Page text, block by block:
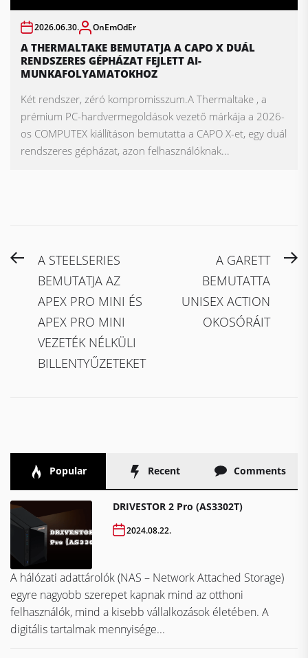
2026.06.30. OnEmOdEr
A THERMALTAKE BEMUTATJA A CAPO X DUÁL
RENDSZERES GÉPHÁZAT FEJLETT AI-
MUNKAFOLYAMATOKHOZ
Két rendszer, zéró kompromisszum.A Thermaltake , a
prémium PC-hardvermegoldások vezető márkája a 2026-
os COMPUTEX kiállításon bemutatta a CAPO X-et, egy duál
rendszeres gépházat, azon felhasználóknak...
Bejegyzés
navigáció
PreviousA STEELSERIES
BEMUTATJA AZ
APEX PRO MINI ÉS
APEX PRO MINI
VEZETÉK NÉLKÜLI
BILLENTYŰZETEKET
A GARETT
BEMUTATTA
UNISEX ACTION
OKOSÓRÁIT
Popular Recent Comments
DRIVESTOR 2 Pro (AS3302T)
2024.08.22.
A hálózati adattárolók (NAS – Network Attached Storage)
egyre nagyobb szerepet kapnak mind az otthoni
felhasználók, mind a kisebb vállalkozások életében. A
digitális tartalmak mennyisége...